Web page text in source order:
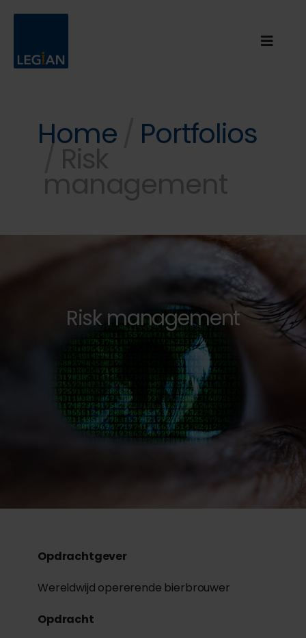
Home Portfolios
Risk management
Opdrachtgever
Wereldwijd opererende bierbrouwer
Opdracht